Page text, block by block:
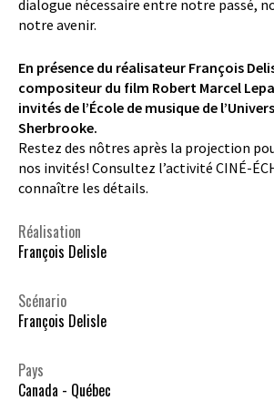
dialogue nécessaire entre notre passé,
notre avenir.
En présence du réalisateur François
compositeur du film Robert Marcel
invités de l’École de musique de
Sherbrooke.
Restez des nôtres après la projection
nos invités! Consultez l’activité CINÉ-
connaître les détails.
Réalisation
François Delisle
Scénario
François Delisle
Pays
Canada - Québec